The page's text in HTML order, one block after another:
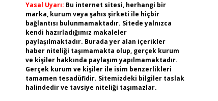
Yasal Uyarı: Bu internet sitesi, herhangi bir
marka, kurum veya şahıs şirketi ile hiçbir
bağlantısı bulunmamaktadır. Sitede yalnızca
kendi hazırladığımız makaleler
paylaşılmaktadır. Burada yer alan içerikler
haber niteliği taşımamakta olup, gerçek kurum
ve kişiler hakkında paylaşım yapılmamaktadır.
Gerçek kurum ve kişiler ile isim benzerlikleri
tamamen tesadüfidir. Sitemizdeki bilgiler taslak
halindedir ve tavsiye niteliği taşımazlar.